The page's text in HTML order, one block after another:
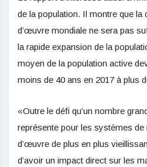
de la population. Il montre que la
d’œuvre mondiale ne sera pas
la rapide expansion de la
moyen de la population active
moins de 40 ans en 2017 à plus
«Outre le défi qu’un nombre
représente pour les systèmes de
d’œuvre de plus en plus
d’avoir un impact direct sur les